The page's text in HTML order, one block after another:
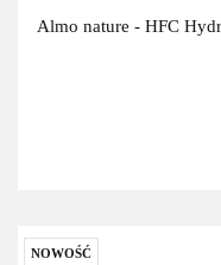
Almo nature - HFC
NOWOŚĆ